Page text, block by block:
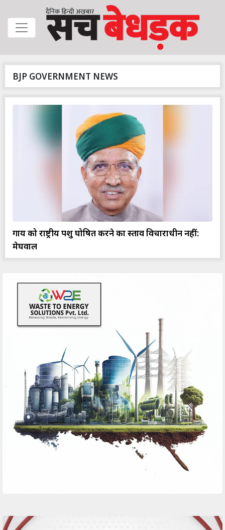
BJP GOVERNMENT NEWS
गाय को राष्ट्रीय पशु घोषित करने का प्रस्ताव विचाराधीन नहीं:
मेघवाल